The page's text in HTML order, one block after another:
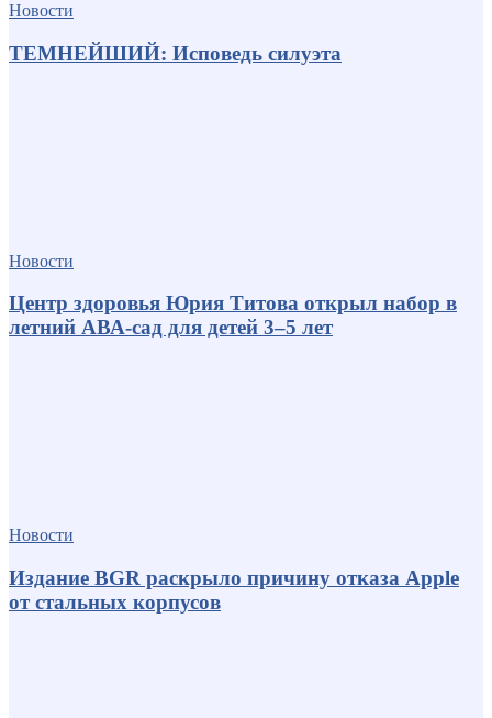
Новости
ТЕМНЕЙШИЙ: Исповедь силуэта
Новости
Центр здоровья Юрия Титова открыл набор в
летний АВА-сад для детей 3–5 лет
Новости
Издание BGR раскрыло причину отказа Apple
от стальных корпусов